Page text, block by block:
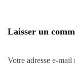
Laisser un
Votre adresse e-mail